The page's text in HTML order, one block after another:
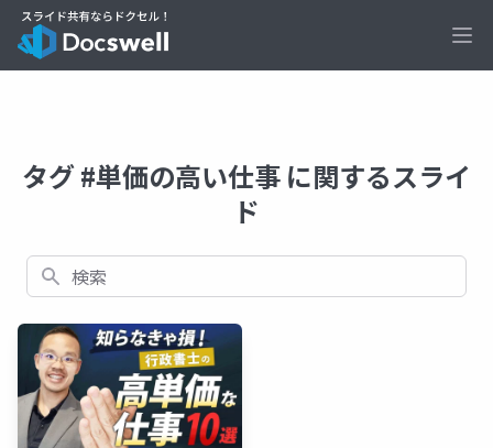
タグ #単価の高い仕事 に関するスライ
ド
検索